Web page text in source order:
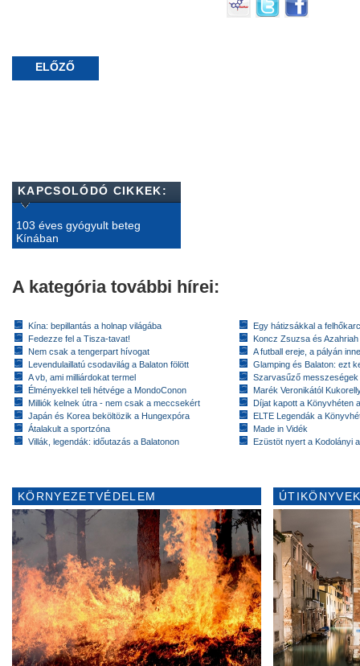
ELŐZŐ
KAPCSOLÓDÓ CIKKEK:
103 éves gyógyult beteg
Kínában
A kategória további hírei:
Kína: bepillantás a holnap világába
Fedezze fel a Tisza-tavat!
Nem csak a tengerpart hívogat
Levendulaillatú csodavilág a Balaton fölött
A vb, ami milliárdokat termel
Élményekkel teli hétvége a MondoConon
Milliók kelnek útra - nem csak a meccsekért
Japán és Korea beköltözik a Hungexpóra
Átalakult a sportzóna
Villák, legendák: időutazás a Balatonon
Egy hátizsákkal a
Koncz Zsuzsa és
A futball ereje, a pályán
Glamping és Balaton: ezt
Szarvasűző messzeségek
Marék Veronikától
Díjat kapott a Könyvhéten
ELTE Legendák a
Made in Vidék
Ezüstöt nyert a Kodolányi
KÖRNYEZETVÉDELEM